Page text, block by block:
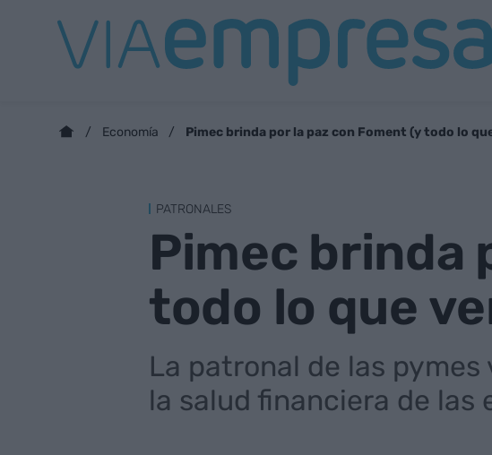
Economía Pimec brinda por la paz con Foment (y todo lo
PATRONALES
Pimec brinda
todo lo que
La patronal de las
la salud financiera de las